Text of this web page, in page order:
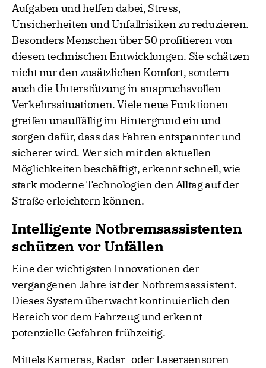
Aufgaben und helfen dabei, Stress,
Unsicherheiten und Unfallrisiken zu reduzieren.
Besonders Menschen über 50 profitieren von
diesen technischen Entwicklungen. Sie schätzen
nicht nur den zusätzlichen Komfort, sondern
auch die Unterstützung in anspruchsvollen
Verkehrssituationen. Viele neue Funktionen
greifen unauffällig im Hintergrund ein und
sorgen dafür, dass das Fahren entspannter und
sicherer wird. Wer sich mit den aktuellen
Möglichkeiten beschäftigt, erkennt schnell, wie
stark moderne Technologien den Alltag auf der
Straße erleichtern können.
Intelligente Notbremsassistenten
schützen vor Unfällen
Eine der wichtigsten Innovationen der
vergangenen Jahre ist der Notbremsassistent.
Dieses System überwacht kontinuierlich den
Bereich vor dem Fahrzeug und erkennt
potenzielle Gefahren frühzeitig.
Mittels Kameras, Radar- oder Lasersensoren